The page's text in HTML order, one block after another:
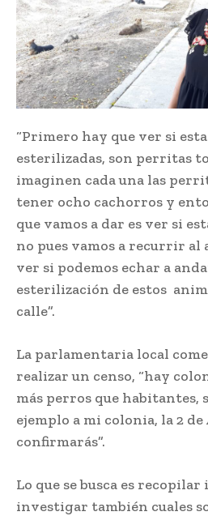
“Primero hay que ver si
esterilizadas, son perritas
imaginen cada una las
tener ocho cachorros y
que vamos a dar es ver si
no pues vamos a recurrir
ver si podemos echar a
esterilización de estos
calle”.
La parlamentaria local
realizar un censo, “hay
más perros que habitantes,
ejemplo a mi colonia, la 2
confirmarás”.
Lo que se busca es
investigar también cuales